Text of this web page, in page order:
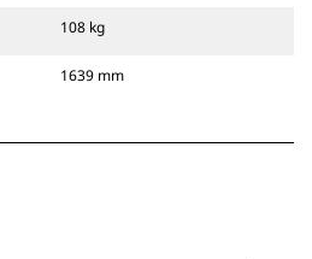
108 kg
1639 mm